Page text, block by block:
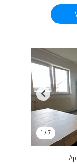
1 / 7
Previous